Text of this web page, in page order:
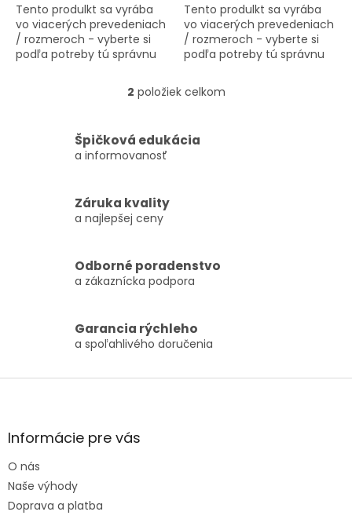
Tento produlkt sa vyrába
vo viacerých prevedeniach
/ rozmeroch - vyberte si
podľa potreby tú správnu
Tento produlkt sa vyrába
vo viacerých prevedeniach
/ rozmeroch - vyberte si
podľa potreby tú správnu
Ovládacie prvky výpisu
2 položiek celkom
Špičková edukácia
a informovanosť
Záruka kvality
a najlepšej ceny
Odborné poradenstvo
a zákaznícka podpora
Garancia rýchleho
a spoľahlivého doručenia
Zápätie
Informácie pre vás
O nás
Naše výhody
Doprava a platba